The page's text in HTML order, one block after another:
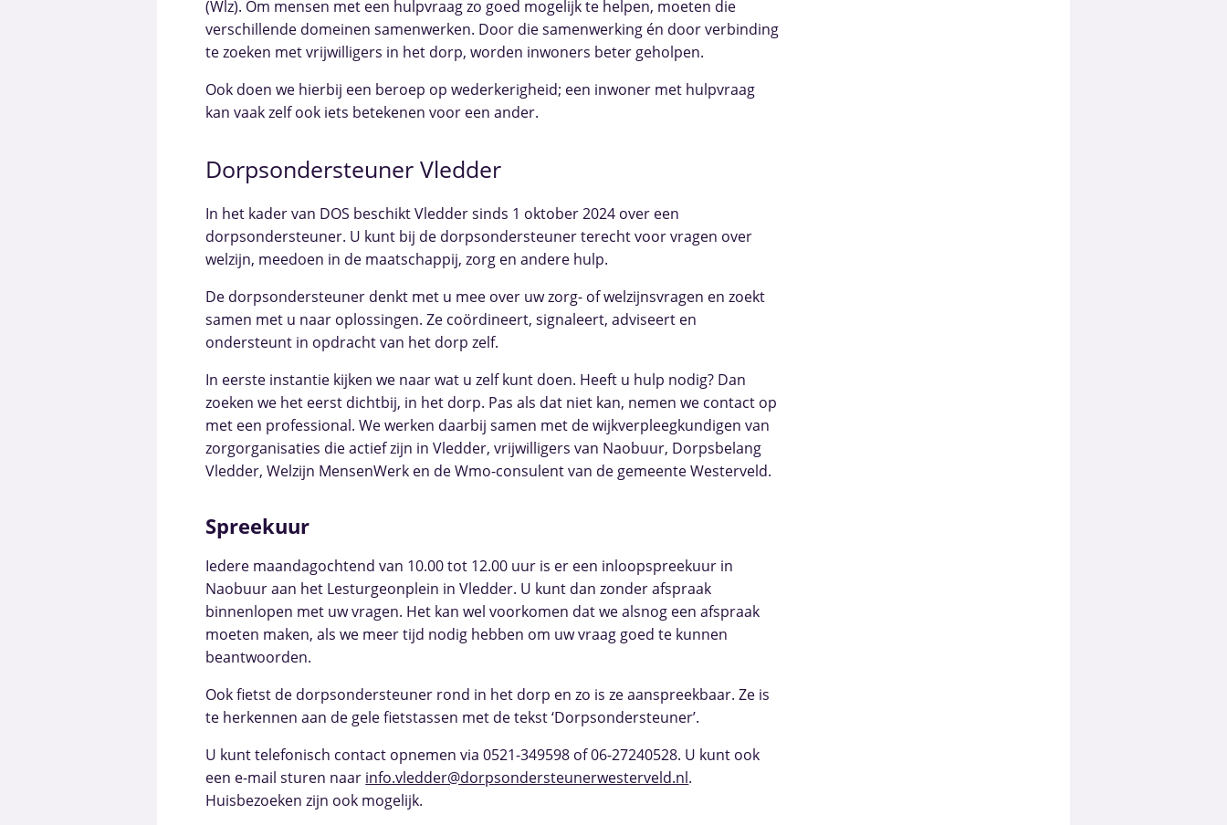
(Wlz). Om mensen met een hulpvraag zo goed mogelijk te helpen, moeten die
verschillende domeinen samenwerken. Door die samenwerking én door verbinding
te zoeken met vrijwilligers in het dorp, worden inwoners beter geholpen.
Ook doen we hierbij een beroep op wederkerigheid; een inwoner met hulpvraag
kan vaak zelf ook iets betekenen voor een ander.
Dorpsondersteuner Vledder
In het kader van DOS beschikt Vledder sinds 1 oktober 2024 over een
dorpsondersteuner. U kunt bij de dorpsondersteuner terecht voor vragen over
welzijn, meedoen in de maatschappij, zorg en andere hulp.
De dorpsondersteuner denkt met u mee over uw zorg- of welzijnsvragen en zoekt
samen met u naar oplossingen. Ze coördineert, signaleert, adviseert en
ondersteunt in opdracht van het dorp zelf.
In eerste instantie kijken we naar wat u zelf kunt doen. Heeft u hulp nodig? Dan
zoeken we het eerst dichtbij, in het dorp. Pas als dat niet kan, nemen we contact op
met een professional. We werken daarbij samen met de wijkverpleegkundigen van
zorgorganisaties die actief zijn in Vledder, vrijwilligers van Naobuur, Dorpsbelang
Vledder, Welzijn MensenWerk en de Wmo-consulent van de gemeente Westerveld.
Spreekuur
Iedere maandagochtend van 10.00 tot 12.00 uur is er een inloopspreekuur in
Naobuur aan het Lesturgeonplein in Vledder. U kunt dan zonder afspraak
binnenlopen met uw vragen. Het kan wel voorkomen dat we alsnog een afspraak
moeten maken, als we meer tijd nodig hebben om uw vraag goed te kunnen
beantwoorden.
Ook fietst de dorpsondersteuner rond in het dorp en zo is ze aanspreekbaar. Ze is
te herkennen aan de gele fietstassen met de tekst ‘Dorpsondersteuner’.
U kunt telefonisch contact opnemen via 0521-349598 of 06-27240528. U kunt ook
een e-mail sturen naar info.vledder@dorpsondersteunerwesterveld.nl.
Huisbezoeken zijn ook mogelijk.